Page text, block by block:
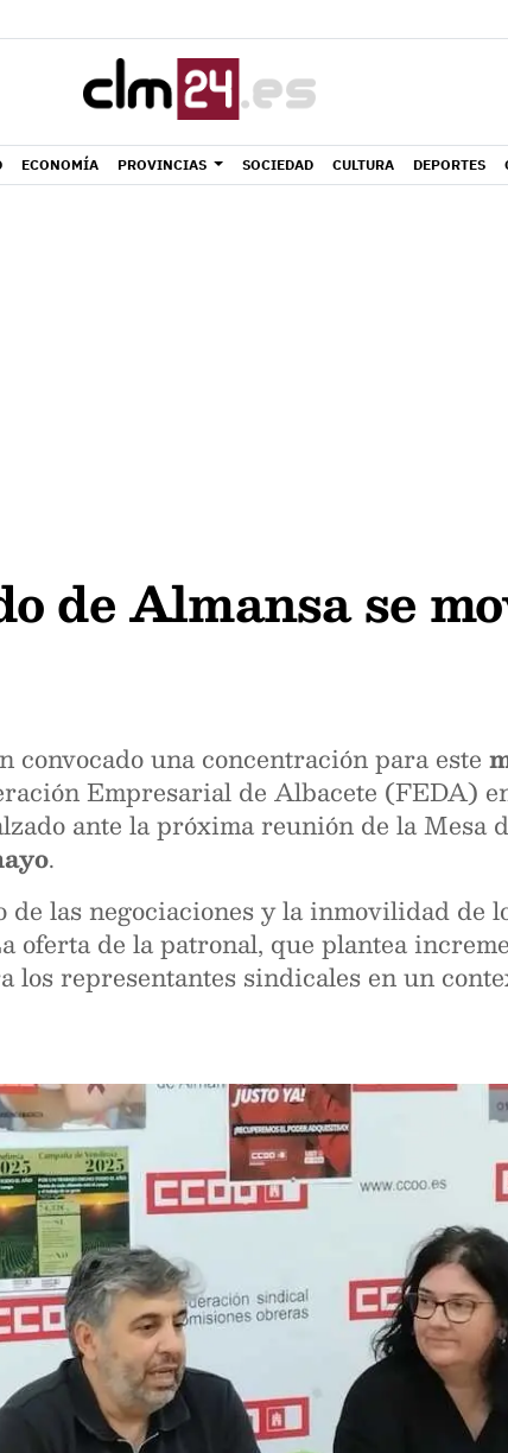
ECONOMÍA PROVINCIAS SOCIEDAD CULTURA DEPORTES
de Almansa se
convocado una concentración para este
Empresarial de Albacete (FEDA)
ante la próxima reunión de la Mesa
.
las negociaciones y la inmovilidad de
oferta de la patronal, que plantea
los representantes sindicales en un